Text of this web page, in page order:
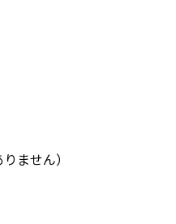
ません）